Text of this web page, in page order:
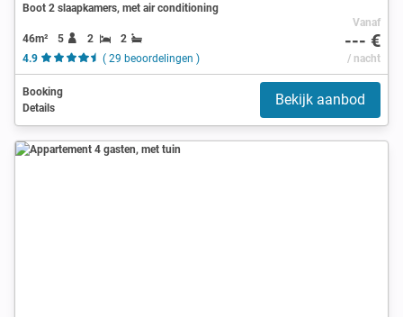
Boot 2 slaapkamers, met air conditioning
46m² 5 2
2
4.9
( 29 beoordelingen )
Vanaf
--- €
/ nacht
Booking
Details
Bekijk aanbod